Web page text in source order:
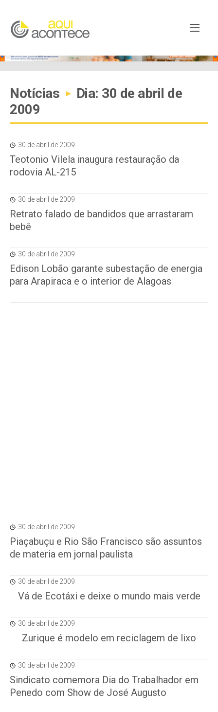
Notícias ▸
Dia: 30 de abril de
2009
30 de abril de 2009
Teotonio Vilela inaugura restauração da
rodovia AL-215
30 de abril de 2009
Retrato falado de bandidos que arrastaram
bebê
30 de abril de 2009
Edison Lobão garante subestação de energia
para Arapiraca e o interior de Alagoas
30 de abril de 2009
Piaçabuçu e Rio São Francisco são assuntos
de materia em jornal paulista
30 de abril de 2009
Vá de Ecotáxi e deixe o mundo mais verde
30 de abril de 2009
Zurique é modelo em reciclagem de lixo
30 de abril de 2009
Sindicato comemora Dia do Trabalhador em
Penedo com Show de José Augusto